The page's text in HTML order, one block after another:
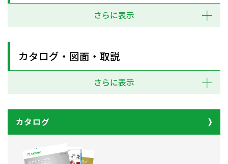
さらに表示
カタログ・図面・取説
さらに表示
カタログ